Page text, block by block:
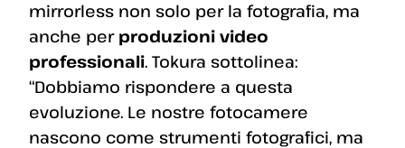
mirrorless non solo per la fotografia, ma
anche per produzioni video
professionali. Tokura sottolinea:
“Dobbiamo rispondere a questa
evoluzione. Le nostre fotocamere
nascono come strumenti fotografici, ma